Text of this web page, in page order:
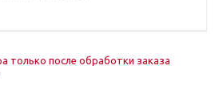
только после обработки заказа